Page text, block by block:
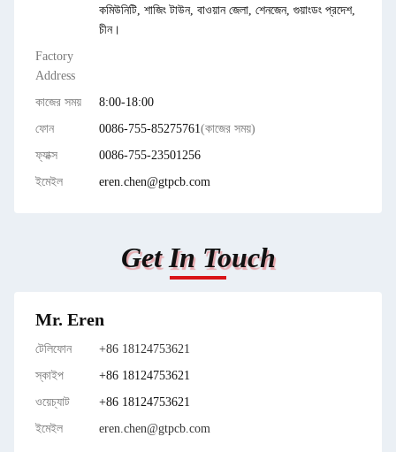
কমিউনিটি, শাজিং টাউন, বাওয়ান জেলা, শেনজেন, গুয়াংডং প্রদেশ,
চীন।
Factory
Address
কাজের সময়
8:00-18:00
ফোন
0086-755-85275761(কাজের সময়)
ফ্যাক্স
0086-755-23501256
ইমেইল
eren.chen@gtpcb.com
Get In Touch
Mr. Eren
টেলিফোন
+86 18124753621
স্কাইপ
+86 18124753621
ওয়েচ্যাট
+86 18124753621
ইমেইল
eren.chen@gtpcb.com